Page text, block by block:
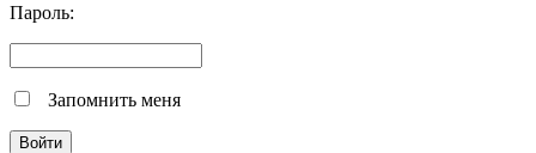
Пароль:
Запомнить меня